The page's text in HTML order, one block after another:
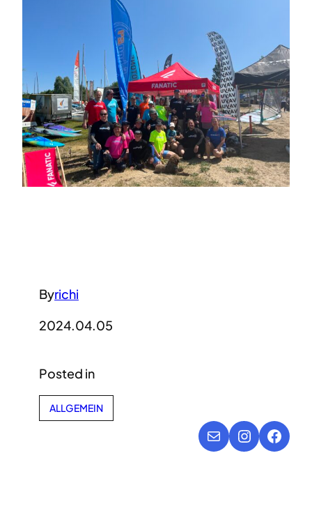
Byrichi
2024.04.05
Posted in
ALLGEMEIN
E-Mail